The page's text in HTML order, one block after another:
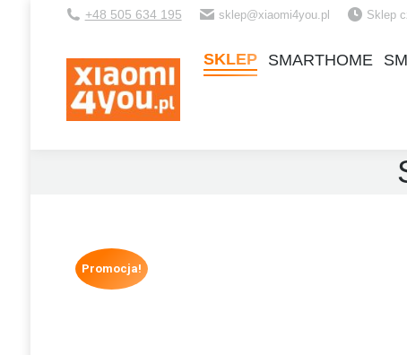
+48 505 634 195 sklep@xiaomi4you.pl Sklep
SKLEP SMARTHOME
Promocja!